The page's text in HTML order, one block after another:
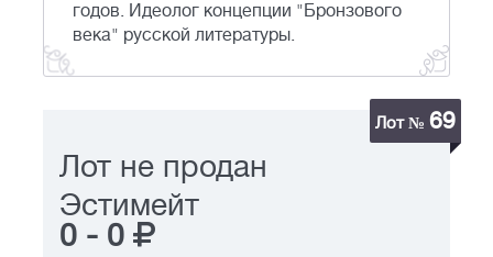
годов. Идеолог концепции "Бронзового
века" русской литературы.
Лот № 69
Лот не продан
Эстимейт
0 - 0